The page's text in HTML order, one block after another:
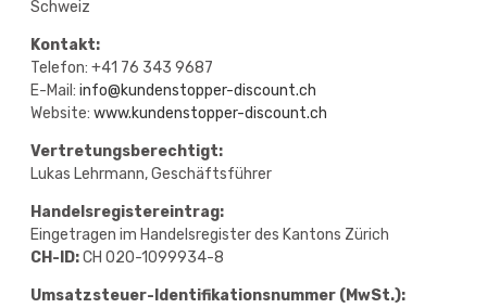
Schweiz
Kontakt:
Telefon: +41 76 343 9687
E-Mail: info@kundenstopper-discount.ch
Website: www.kundenstopper-discount.ch
Vertretungsberechtigt:
Lukas Lehrmann, Geschäftsführer
Handelsregistereintrag:
Eingetragen im Handelsregister des Kantons Zürich
CH-ID:CH 020-1099934-8
Umsatzsteuer-Identifikationsnummer (MwSt.):